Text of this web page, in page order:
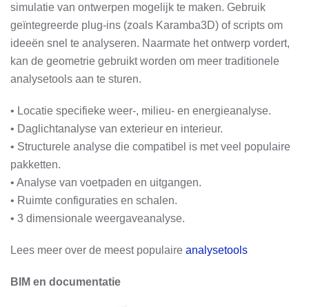
simulatie van ontwerpen mogelijk te maken. Gebruik
geïntegreerde plug-ins (zoals Karamba3D) of scripts om
ideeën snel te analyseren. Naarmate het ontwerp vordert,
kan de geometrie gebruikt worden om meer traditionele
analysetools aan te sturen.
• Locatie specifieke weer-, milieu- en energieanalyse.
• Daglichtanalyse van exterieur en interieur.
• Structurele analyse die compatibel is met veel populaire
pakketten.
• Analyse van voetpaden en uitgangen.
• Ruimte configuraties en schalen.
• 3 dimensionale weergaveanalyse.
Lees meer over de meest populaire analysetools
BIM en documentatie